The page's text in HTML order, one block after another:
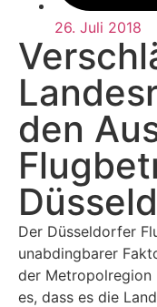
26. Juli 2018
den
Der Düsseldorfer
unabdingbarer
der Metropolregion
es, dass es die